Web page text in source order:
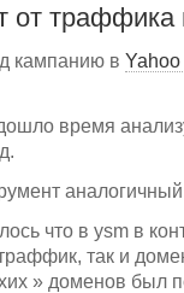
от траффика
кампанию в
время
что в ysm в
так и
» доменов был